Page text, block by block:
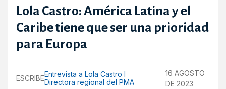
Lola Castro: América Latina y el
Caribe tiene que ser una prioridad
para Europa
ESCRIBEEntrevista a Lola Castro I
Directora regional del PMA
16 AGOSTO
DE 2023